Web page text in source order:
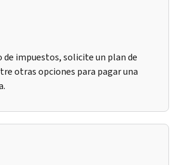
de impuestos, solicite un plan de
otras opciones para pagar una